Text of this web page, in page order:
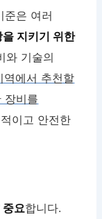
준은 여러
지키기 위한
와 기술의
역에서 추천할
장비를
이고 안전한
요합니다.